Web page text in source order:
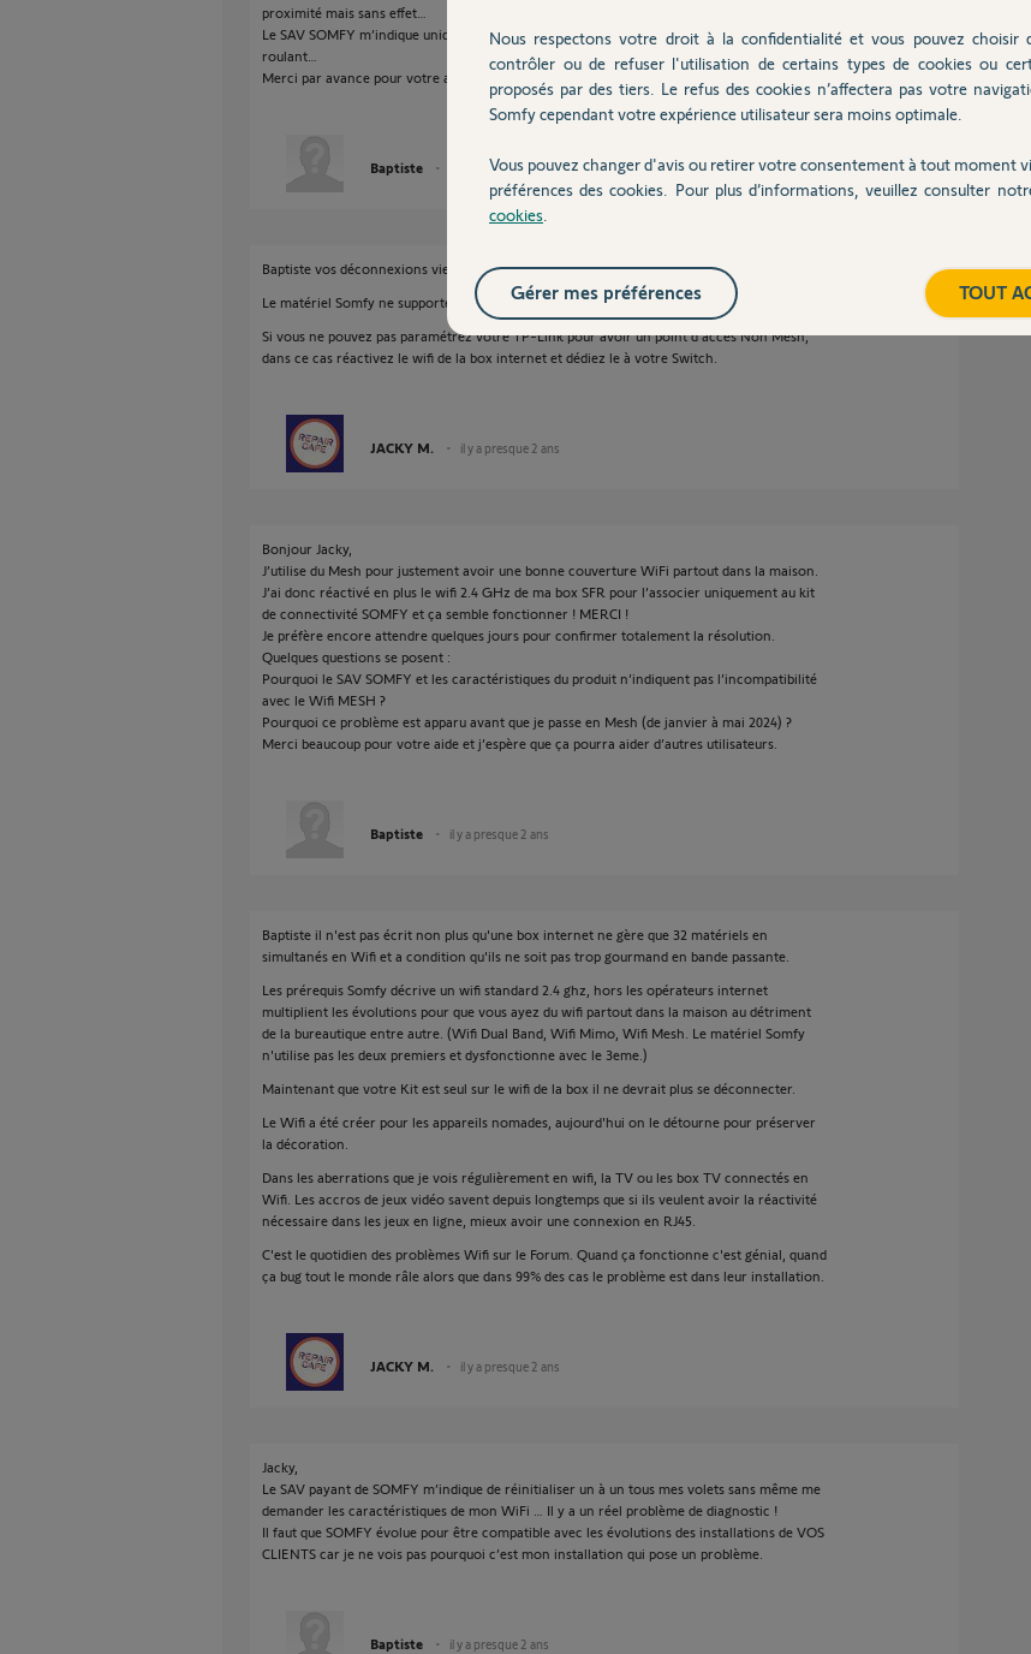
proximité mais sans effet…
Le SAV SOMFY m’indique uniquement de refaire une remise à zéro des tous mes volets
roulant…
Merci par avance pour votre aide,
Baptiste il y a presque 2 ans
Baptiste vos déconnexions viennent du Wifi MESH.
Le matériel Somfy ne supporte pas cette technologie.
Si vous ne pouvez pas paramétrez votre TP-Link pour avoir un point d'accès Non Mesh,
dans ce cas réactivez le wifi de la box internet et dédiez le à votre Switch.
JACKY M. il y a presque 2 ans
Bonjour Jacky,
J’utilise du Mesh pour justement avoir une bonne couverture WiFi partout dans la maison.
J’ai donc réactivé en plus le wifi 2.4 GHz de ma box SFR pour l’associer uniquement au kit
de connectivité SOMFY et ça semble fonctionner ! MERCI !
Je préfère encore attendre quelques jours pour confirmer totalement la résolution.
Quelques questions se posent :
Pourquoi le SAV SOMFY et les caractéristiques du produit n’indiquent pas l’incompatibilité
avec le Wifi MESH ?
Pourquoi ce problème est apparu avant que je passe en Mesh (de janvier à mai 2024) ?
Merci beaucoup pour votre aide et j’espère que ça pourra aider d’autres utilisateurs.
Baptiste il y a presque 2 ans
Baptiste il n'est pas écrit non plus qu'une box internet ne gère que 32 matériels en
simultanés en Wifi et a condition qu'ils ne soit pas trop gourmand en bande passante.
Les prérequis Somfy décrive un wifi standard 2.4 ghz, hors les opérateurs internet
multiplient les évolutions pour que vous ayez du wifi partout dans la maison au détriment
de la bureautique entre autre. (Wifi Dual Band, Wifi Mimo, Wifi Mesh. Le matériel Somfy
n'utilise pas les deux premiers et dysfonctionne avec le 3eme.)
Maintenant que votre Kit est seul sur le wifi de la box il ne devrait plus se déconnecter.
Le Wifi a été créer pour les appareils nomades, aujourd'hui on le détourne pour préserver
la décoration.
Dans les aberrations que je vois régulièrement en wifi, la TV ou les box TV connectés en
Wifi. Les accros de jeux vidéo savent depuis longtemps que si ils veulent avoir la réactivité
nécessaire dans les jeux en ligne, mieux avoir une connexion en RJ45.
C'est le quotidien des problèmes Wifi sur le Forum. Quand ça fonctionne c'est génial, quand
ça bug tout le monde râle alors que dans 99% des cas le problème est dans leur installation.
JACKY M. il y a presque 2 ans
Jacky,
Le SAV payant de SOMFY m’indique de réinitialiser un à un tous mes volets sans même me
demander les caractéristiques de mon WiFi … Il y a un réel problème de diagnostic !
Il faut que SOMFY évolue pour être compatible avec les évolutions des installations de VOS
CLIENTS car je ne vois pas pourquoi c’est mon installation qui pose un problème.
Baptiste il y a presque 2 ans
Nous respectons votre droit à la confidentialité et vous pouvez choisir
contrôler ou de refuser l'utilisation de certains types de cookies ou
proposés par des tiers. Le refus des cookies n’affectera pas votre
Somfy cependant votre expérience utilisateur sera moins optimale.
Vous pouvez changer d'avis ou retirer votre consentement à tout moment
préférences des cookies. Pour plus d’informations, veuillez consulter
cookies
TOUT
Gérer mes préférences